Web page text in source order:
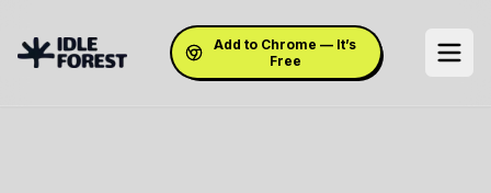
Add to Chrome — It’s
Free